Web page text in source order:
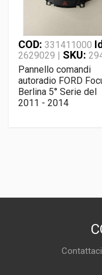
COD: 331411000
2629029 | SKU:
Pannello comandi
autoradio FORD
Berlina 5° Serie del
2011 - 2014